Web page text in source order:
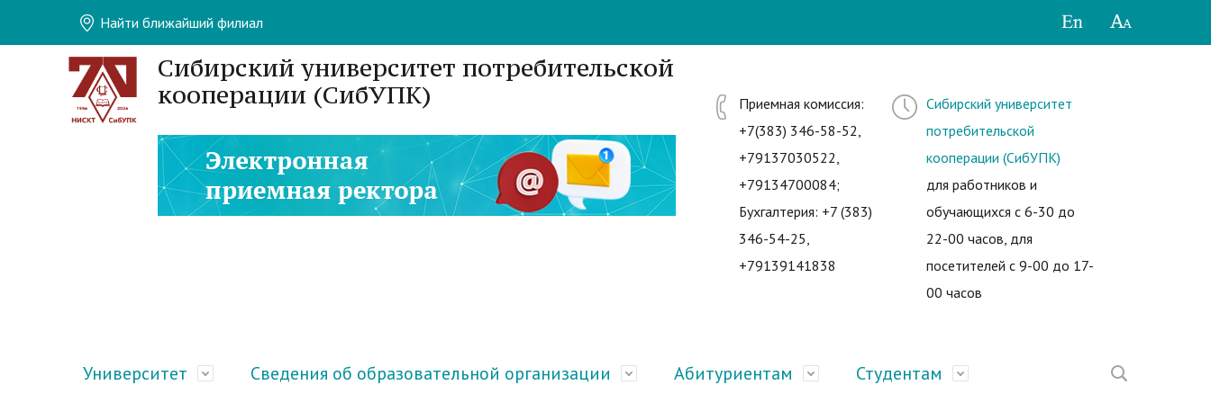
Найти ближайший филиал
Сибирский университет потребительской
кооперации (СибУПК)
Приемная комиссия:
+7(383) 346-58-52,
+79137030522,
+79134700084;
Бухгалтерия: +7 (383)
346-54-25,
+79139141838
Сибирский университет
потребительской
кооперации (СибУПК)
для работников и
обучающихся с 6-30 до
22-00 часов, для
посетителей с 9-00 до 17-
00 часов
Университет Сведения об образовательной организации Абитуриентам Студентам